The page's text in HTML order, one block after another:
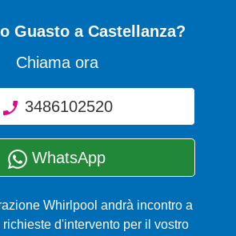
Guasto a Castellanza?
Chiama ora
3486102520
WhatsApp
Whirlpool andrà incontro a
richieste d'intervento per il vostro